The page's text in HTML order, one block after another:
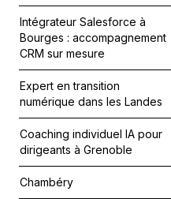
Intégrateur Salesforce à
Bourges : accompagnement
CRM sur mesure
Expert en transition
numérique dans les Landes
Coaching individuel IA pour
dirigeants à Grenoble
Chambéry